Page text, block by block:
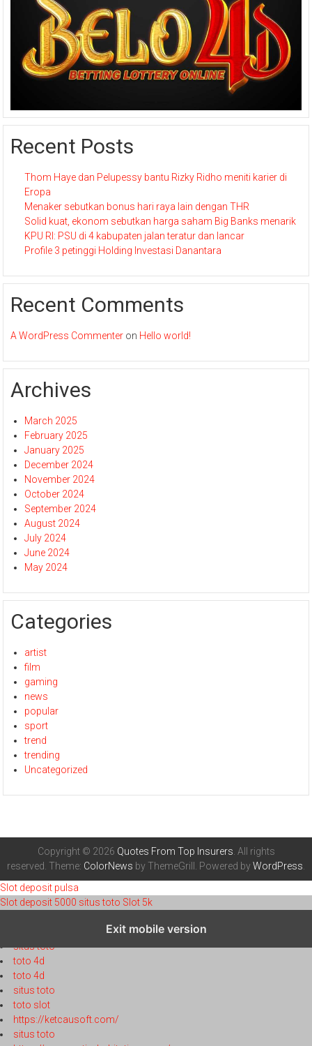
Recent Posts
Thom Haye dan Pelupessy bantu Rizky Ridho meniti karier di
Eropa
Menaker sebutkan bonus hari raya lain dengan THR
Solid kuat, ekonom sebutkan harga saham Big Banks menarik
KPU RI: PSU di 4 kabupaten jalan teratur dan lancar
Profile 3 petinggi Holding Investasi Danantara
Recent Comments
A WordPress Commenter on Hello world!
Archives
March 2025
February 2025
January 2025
December 2024
November 2024
October 2024
September 2024
August 2024
July 2024
June 2024
May 2024
Categories
artist
film
gaming
news
popular
sport
trend
trending
Uncategorized
Copyright © 2026 Quotes From Top Insurers. All rights
reserved. Theme: ColorNews by ThemeGrill. Powered byWordPress.
Slot deposit pulsa
Slot deposit 5000 situs toto Slot 5k
Exit mobile version
situs toto
toto 4d
toto 4d
situs toto
toto slot
https://ketcausoft.com/
situs toto